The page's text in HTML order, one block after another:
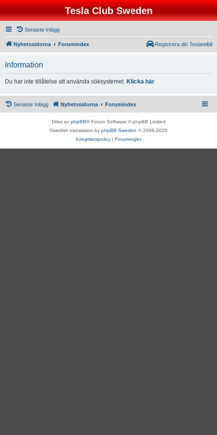
Tesla Club Sweden
Senaste Inlägg
Nyhetssidorna Forumindex Registrera din Tesla/elbil
Information
Du har inte tillåtelse att använda söksystemet. Klicka här
Senaste Inlägg Nyhetssidorna Forumindex
Drivs av phpBB® Forum Software © phpBB Limited
Swedish translation by phpBB Sweden © 2006-2020
Integritetspolicy | Forumregler